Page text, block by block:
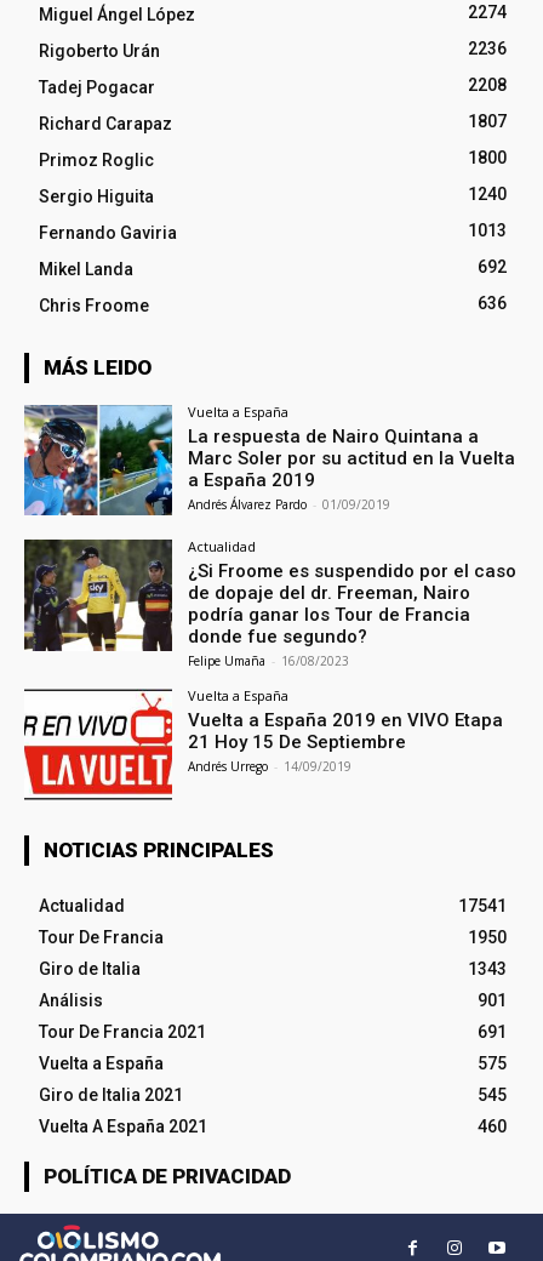
Miguel Ángel López
2274
Rigoberto Urán
2236
Tadej Pogacar
2208
Richard Carapaz
1807
Primoz Roglic
1800
Sergio Higuita
1240
Fernando Gaviria
1013
Mikel Landa
692
Chris Froome
636
MÁS LEIDO
Vuelta a España
La respuesta de Nairo Quintana a
Marc Soler por su actitud en la Vuelta
a España 2019
Andrés Álvarez Pardo - 01/09/2019
Actualidad
¿Si Froome es suspendido por el caso
de dopaje del dr. Freeman, Nairo
podría ganar los Tour de Francia
donde fue segundo?
Felipe Umaña - 16/08/2023
Vuelta a España
Vuelta a España 2019 en VIVO Etapa
21 Hoy 15 De Septiembre
Andrés Urrego - 14/09/2019
NOTICIAS PRINCIPALES
Actualidad
17541
Tour De Francia
1950
Giro de Italia
1343
Análisis
901
Tour De Francia 2021
691
Vuelta a España
575
Giro de Italia 2021
545
Vuelta A España 2021
460
POLÍTICA DE PRIVACIDAD